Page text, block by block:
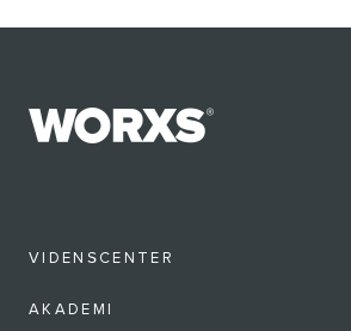
VIDENSCENTER
AKADEMI